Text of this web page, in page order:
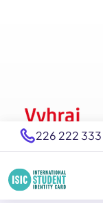
226 222 333